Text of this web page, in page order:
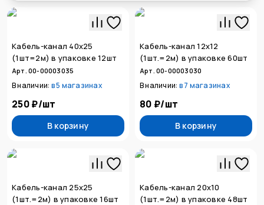
Кабель-канал 40х25
(1шт=2м) в упаковке 12шт
Арт. 00-00003035
В наличии: в5 магазинах
250 ₽/шт
В корзину
Кабель-канал 12х12
(1шт.=2м) в упаковке 60шт
Арт. 00-00003030
В наличии: в7 магазинах
80 ₽/шт
В корзину
Кабель-канал 25х25
(1шт.=2м) в упаковке 16шт
Кабель-канал 20х10
(1шт.=2м) в упаковке 48шт